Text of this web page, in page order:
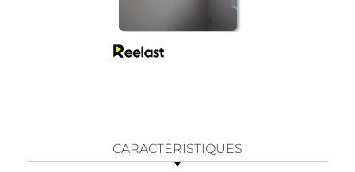
CARACTÉRISTIQUES